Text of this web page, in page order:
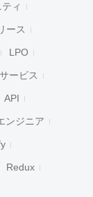
ィ
ース
LPO
ービス
API
ンジニア
Redux